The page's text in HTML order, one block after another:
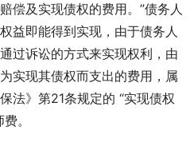
偿及实现债权的费用。”债务人
益即能得到实现，由于债务人
过诉讼的方式来实现权利，由
实现其债权而支出的费用，属
法》第21条规定的 “实现债权
。